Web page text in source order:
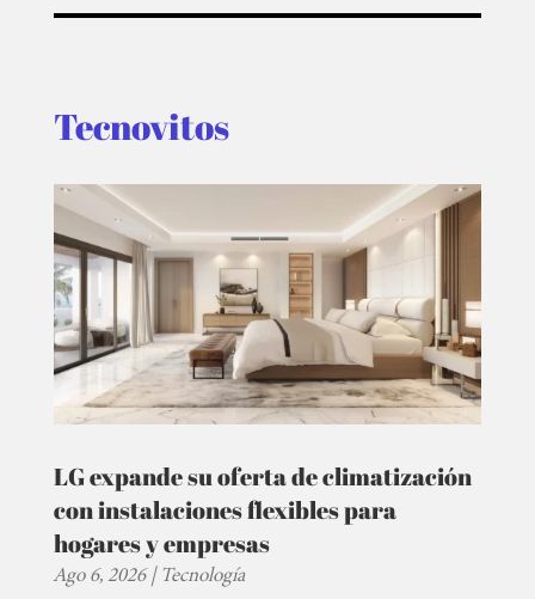
Tecnovitos
LG expande su oferta de climatización
con instalaciones flexibles para
hogares y empresas
Ago 6, 2026|Tecnología